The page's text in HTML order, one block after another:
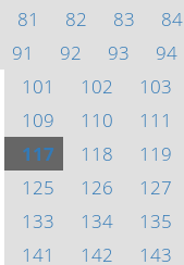
81
82 83 84
91
92 93 94
101
102 103
109
110 111
117
118 119
125
126 127
133
134 135
141
142 143